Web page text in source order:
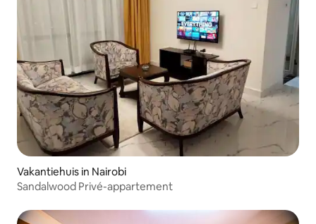
Vakantiehuis in Nairobi
Sandalwood Privé-appartement